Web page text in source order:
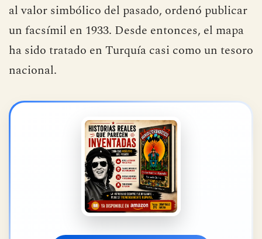
al valor simbólico del pasado, ordenó publicar
un facsímil en 1933. Desde entonces, el mapa
ha sido tratado en Turquía casi como un tesoro
nacional.